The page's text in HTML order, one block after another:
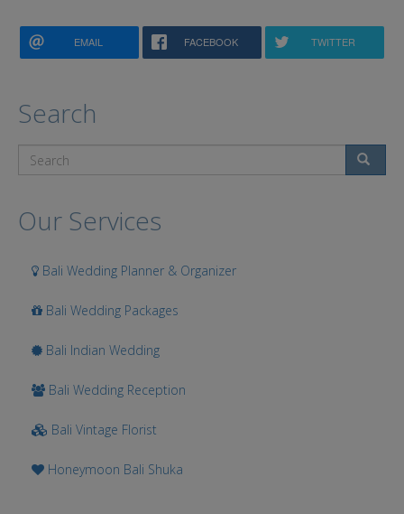
EMAIL FACEBOOK TWITTER
Search
Our Services
Bali Wedding Planner & Organizer
Bali Wedding Packages
Bali Indian Wedding
Bali Wedding Reception
Bali Vintage Florist
Honeymoon Bali Shuka